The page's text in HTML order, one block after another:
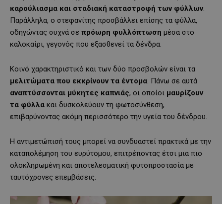
καρούλιασμα και σταδιακή καταστροφή των φύλλων.
Παράλληλα, ο στεφανίτης προσβάλλει επίσης τα φύλλα,
οδηγώντας συχνά σε πρόωρη φυλλόπτωση μέσα στο
καλοκαίρι, γεγονός που εξασθενεί τα δένδρα.
Κοινό χαρακτηριστικό και των δύο προσβολών είναι τα
μελιτώματα που εκκρίνουν τα έντομα. Πάνω σε αυτά
αναπτύσσονται μύκητες καπνιάς, οι οποίοι μαυρίζουν
τα φύλλα και δυσκολεύουν τη φωτοσύνθεση,
επιβαρύνοντας ακόμη περισσότερο την υγεία του δένδρου.
Η αντιμετώπισή τους μπορεί να συνδυαστεί πρακτικά με την
καταπολέμηση του ευρύτομου, επιτρέποντας έτσι μια πιο
ολοκληρωμένη και αποτελεσματική φυτοπροστασία με
ταυτόχρονες επεμβάσεις.